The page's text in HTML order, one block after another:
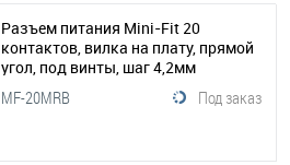
Разъем питания Mini-Fit 20
контактов, вилка на плату, прямой
угол, под винты, шаг 4,2мм
(125-059)
Под заказ
MF-20MRB